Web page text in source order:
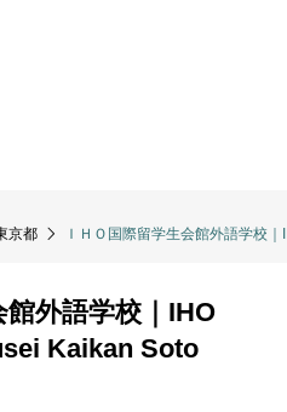
京都 ＩＨＯ国際留学生会館外語学校
館外語学校｜IHO
Kaikan Soto